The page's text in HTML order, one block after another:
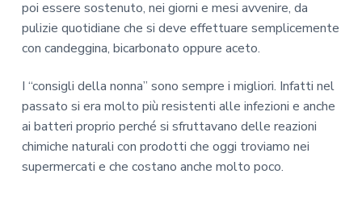
poi essere sostenuto, nei giorni e mesi avvenire, da
pulizie quotidiane che si deve effettuare semplicemente
con candeggina, bicarbonato oppure aceto.
I “consigli della nonna” sono sempre i migliori. Infatti nel
passato si era molto più resistenti alle infezioni e anche
ai batteri proprio perché si sfruttavano delle reazioni
chimiche naturali con prodotti che oggi troviamo nei
supermercati e che costano anche molto poco.